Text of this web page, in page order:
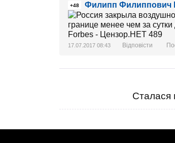
+48 Филипп Филиппович
17.07.2017 08:43 Відповісти
Сталася